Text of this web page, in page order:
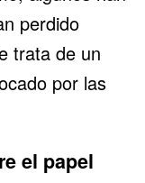
perdido
trata de un
por las
el papel